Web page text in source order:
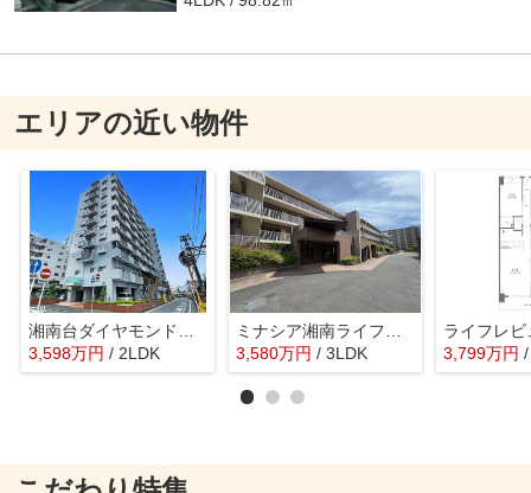
エリアの近い物件
3,598万円 / 2LDK
3,580万円 / 3LDK 3,799万円